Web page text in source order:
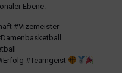
Ebene.
#Vizemeister
#Teamgeist